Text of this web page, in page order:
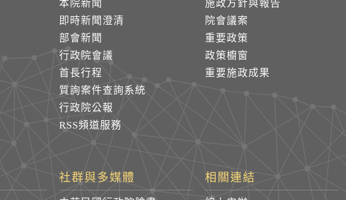
本院新聞
即時新聞澄清
部會新聞
行政院會議
首長行程
質詢案件查詢系統
行政院公報
RSS頻道服務
施政方針與報告
院會議案
重要政策
政策櫥窗
重要施政成果
社群與多媒體 相關連結